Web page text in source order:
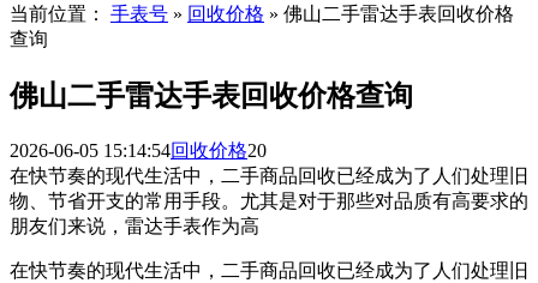
当前位置： 手表号 » 回收价格 » 佛山二手雷达手表回收价格
查询
佛山二手雷达手表回收价格查询
2026-06-05 15:14:54回收价格20
在快节奏的现代生活中，二手商品回收已经成为了人们处理旧
物、节省开支的常用手段。尤其是对于那些对品质有高要求的
朋友们来说，雷达手表作为高
在快节奏的现代生活中，二手商品回收已经成为了人们处理旧